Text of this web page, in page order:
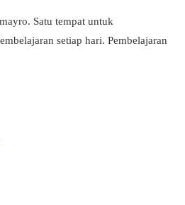
Satu tempat untuk
setiap hari. Pembelajaran